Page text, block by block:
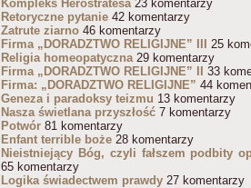
Kompleks Herostratesa23 komentarzy
Retoryczne pytanie 42 komentarzy
Zatrute ziarno 46 komentarzy
Firma „DORADZTWO RELIGIJNE” III
25
Religia homeopatyczna29 komentarzy
Firma „DORADZTWO RELIGIJNE” II
33
Firma: „DORADZTWO RELIGIJNE” 44
Geneza i paradoksy teizmu 13 komentarzy
Nasza świetlana przyszłość 7 komentarzy
Potwór 81 komentarzy
Enfant terrible boże 28 komentarzy
Nieistniejący Bóg, czyli fałszem podbity
65 komentarzy
Logika świadectwem prawdy 27 komentarzy